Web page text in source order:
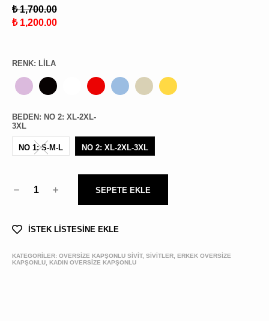
₺ 1,700.00
₺ 1,200.00
RENK: LILA
BEDEN : NO 2: XL-2XL-
3XL
NO 1: S-M-L NO 2: XL-2XL-3XL
1 SEPETE EKLE
İSTEK LİSTESİNE EKLE
KATEGORİLER: OVERSIZE KAPŞONLU SIVIT, SİVİTLER, ERKEK OVERSİZE
KAPŞONLU, KADIN OVERSİZE KAPŞONLU